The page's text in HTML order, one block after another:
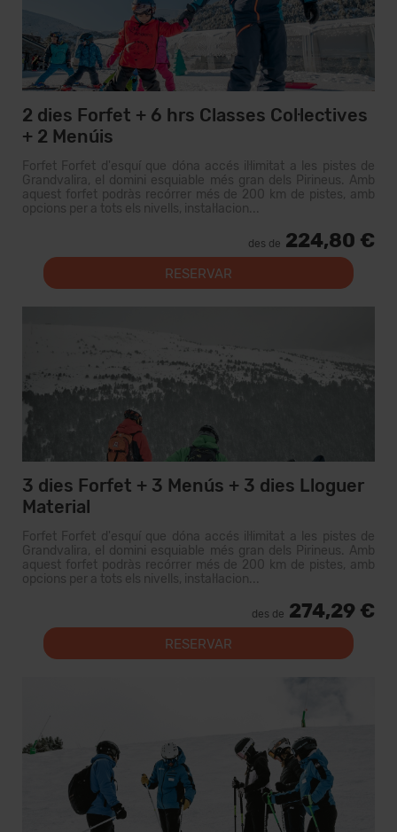
2 dies Forfet + 6 hrs Classes Col·lectives
+ 2 Menúis
Forfet Forfet d'esquí que dóna accés il·limitat a les pistes de
Grandvalira, el domini esquiable més gran dels Pirineus. Amb
aquest forfet podràs recórrer més de 200 km de pistes, amb
opcions per a tots els nivells, instal·lacion...
des de 224,80 €
RESERVAR
3 dies Forfet + 3 Menús + 3 dies Lloguer
Material
Forfet Forfet d'esquí que dóna accés il·limitat a les pistes de
Grandvalira, el domini esquiable més gran dels Pirineus. Amb
aquest forfet podràs recórrer més de 200 km de pistes, amb
opcions per a tots els nivells, instal·lacion...
des de 274,29 €
RESERVAR